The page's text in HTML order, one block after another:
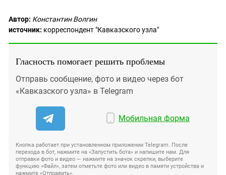
Автор: Константин Волгин
источник: корреспондент "Кавказского узла"
Гласность помогает решить проблемы
Отправь сообщение, фото и видео через бот
«Кавказского узла» в Telegram
Мобильная форма
Кнопка работает при установленном приложении Telegram. После
перехода в бот, нажмите на «Запустить бота» и напишите нам. Для
отправки фото и видео — нажмите на значок скрепки, выберите
функцию «Файл», затем отметьте фото или видео в памяти устройства и
нажмите «Отправить».